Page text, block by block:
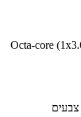
Octa-core